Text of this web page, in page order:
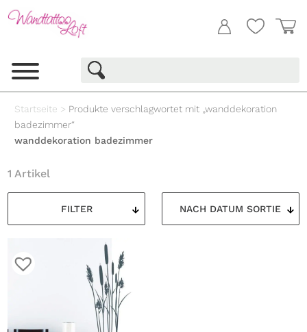
Startseite > Produkte verschlagwortet mit „wanddekoration
badezimmer“
wanddekoration badezimmer
FILTER
1 Artikel